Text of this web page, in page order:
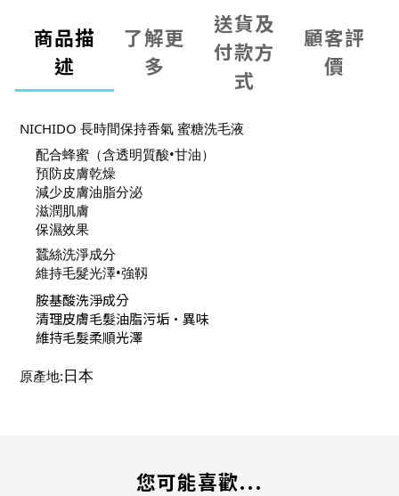
商品描
述
了解更
多
送貨及
付款方
式
顧客評
價
NICHIDO 長時間保持香氣 蜜糖洗毛液
配合蜂蜜（含透明質酸•甘油）
預防皮膚乾燥
減少皮膚油脂分泌
滋潤肌膚
保濕效果
蠶絲洗淨成分
維持毛髮光澤•強靱
胺基酸洗淨成分
清理皮膚毛髮油脂污垢•異味
維持毛髮柔順光澤
原產地:日本
您可能喜歡...